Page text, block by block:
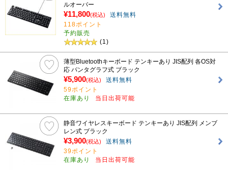
ルオーバー
¥11,800(税込)
送料無料
118ポイント
予約販売
(1)
薄型Bluetoothキーボード テンキーあり JIS配列 各OS対
応 パンタグラフ式 ブラック
¥5,900(税込)
送料無料
59ポイント
在庫あり
当日出荷可能
静音ワイヤレスキーボード テンキーあり JIS配列 メンブ
レン式 ブラック
¥3,900(税込)
送料無料
39ポイント
在庫あり
当日出荷可能